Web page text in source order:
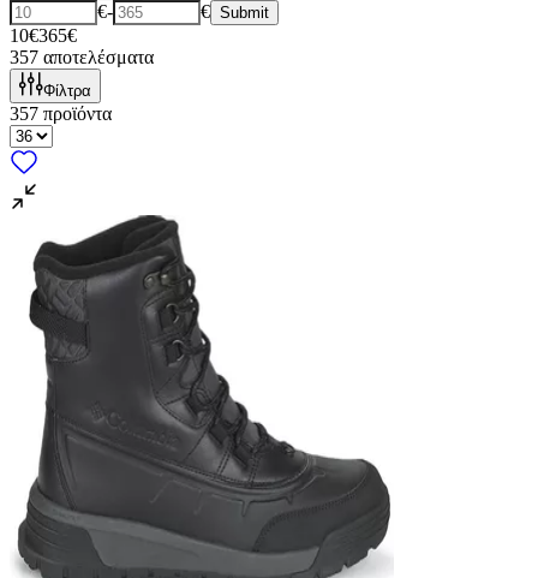
€- € Submit
10€365€
357 αποτελέσματα
Φίλτρα
357 προϊόντα